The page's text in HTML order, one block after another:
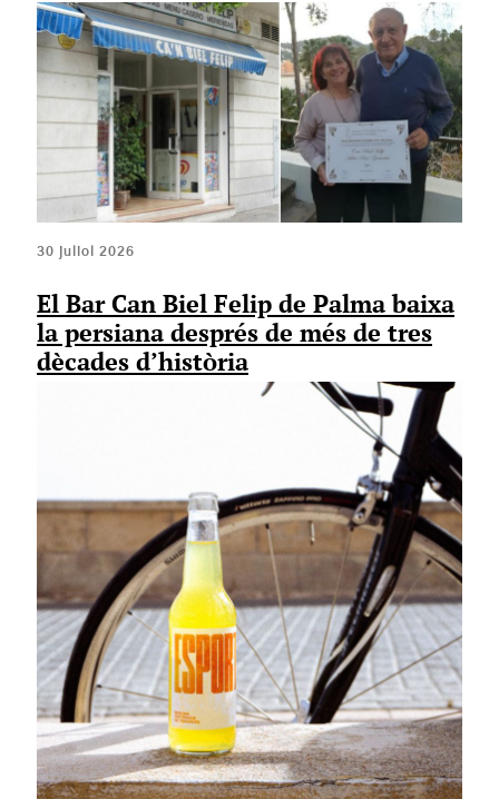
30 juliol 2026
El Bar Can Biel Felip de Palma baixa
la persiana després de més de tres
dècades d’història